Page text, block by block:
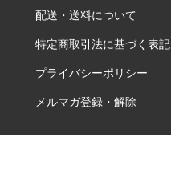
配送・送料について
特定商取引法に基づく表記
プライバシーポリシー
メルマガ登録・解除